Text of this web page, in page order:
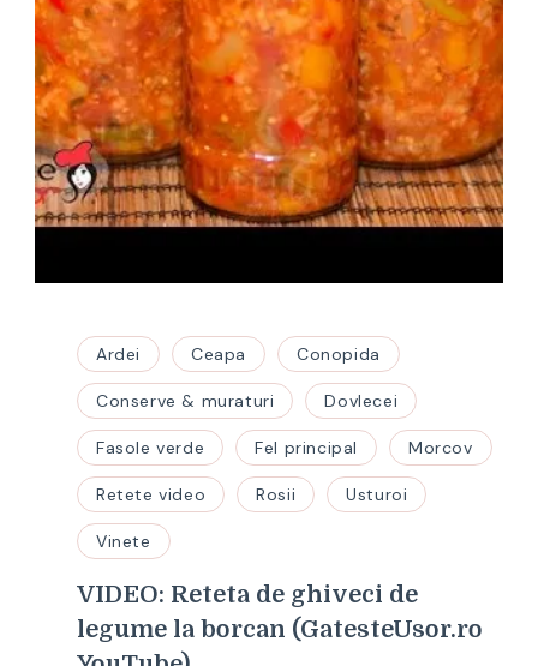
Ardei Ceapa Conopida
Conserve & muraturi Dovlecei
Fasole verde Fel principal Morcov
Retete video Rosii Usturoi
Vinete
VIDEO: Reteta de ghiveci de
legume la borcan (GatesteUsor.ro